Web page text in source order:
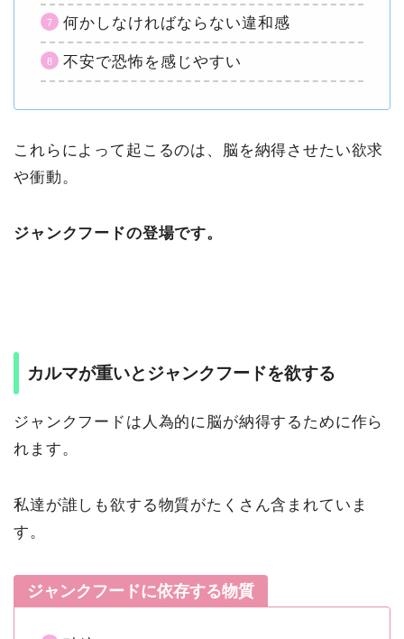
何かしなければならない違和感
不安で恐怖を感じやすい
これらによって起こるのは、脳を納得させたい欲求
や衝動。
ジャンクフードの登場です。
カルマが重いとジャンクフードを欲する
ジャンクフードは人為的に脳が納得するために作ら
れます。
私達が誰しも欲する物質がたくさん含まれていま
す。
ジャンクフードに依存する物質